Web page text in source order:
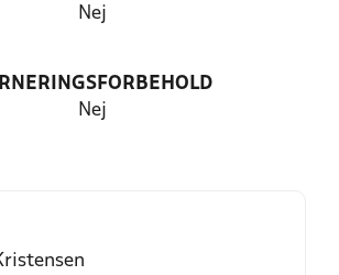
Nej
Nej